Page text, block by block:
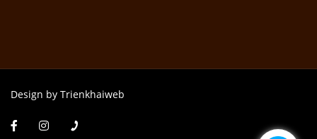
Design by Trienkhaiweb